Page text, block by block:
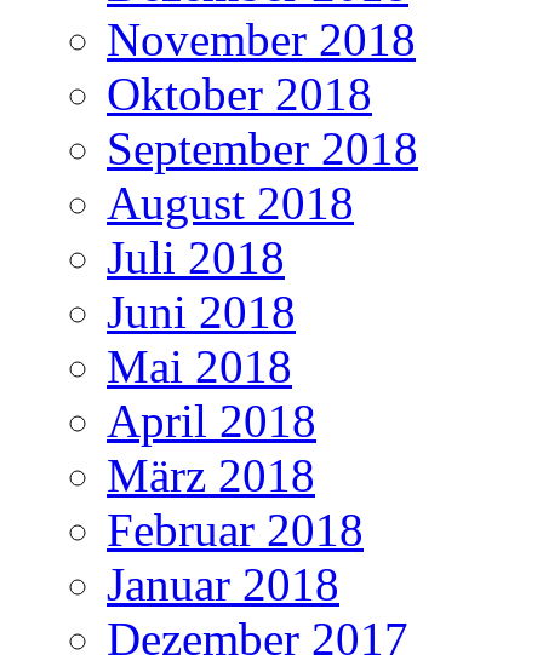
November 2018
Oktober 2018
September 2018
August 2018
Juli 2018
Juni 2018
Mai 2018
April 2018
März 2018
Februar 2018
Januar 2018
Dezember 2017